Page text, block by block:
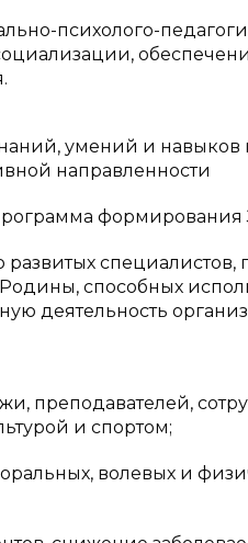
психолого-
умений и навыков
направленности
специалистов,
способных
деятельность
и спортом;
волевых и